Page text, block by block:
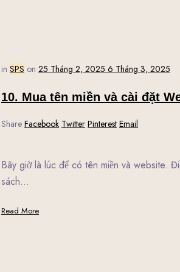
in SPS on 25 Tháng 2, 2025 6 Tháng 3, 2025
10. Mua tên miền và cài đặt
Share Facebook Twitter Pinterest Email
Bây giờ là lúc để có tên miền và website.
sách…
Read More